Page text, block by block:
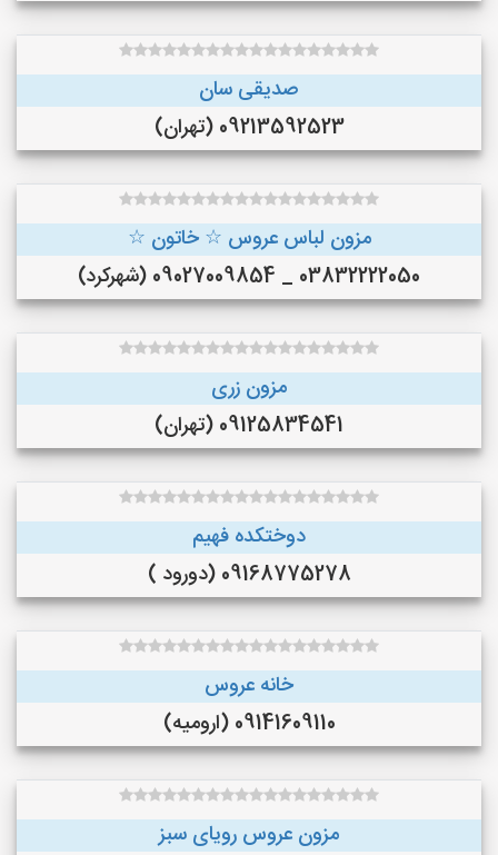
صدیقی سان
09213592523 (تهران)
مزون لباس عروس ☆ خاتون ☆
03832222050 _ 09027009854 (شهرکرد)
مزون زری
09125834541 (تهران)
دوختکده فهیم
09168775278 (دورود )
خانه عروس
09141609110 (ارومیه)
مزون عروس رویای سبز